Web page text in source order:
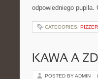
odpowiedniego
CATEGORIES:
KAWA A
POSTED BY ADMIN